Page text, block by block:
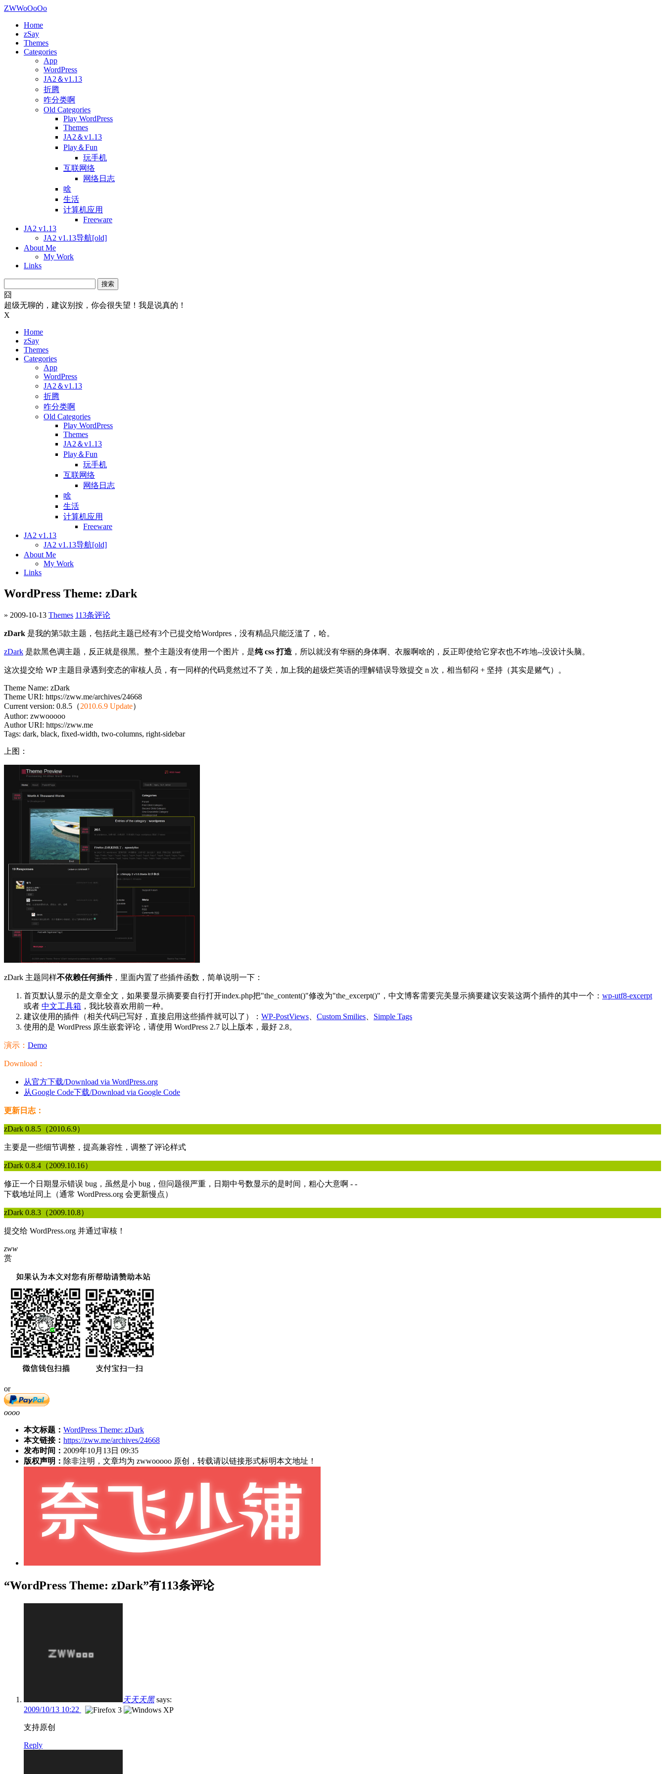
ZWWoOoOo
Home
zSay
Themes
Categories
App
WordPress
JA2＆v1.13
折腾
咋分类啊
Old Categories
Play WordPress
Themes
JA2＆v1.13
Play＆Fun
玩手机
互联网络
网络日志
啥
生活
计算机应用
Freeware
JA2 v1.13
JA2 v1.13导航[old]
About Me
My Work
Links
索：
囧
超级无聊的，建议别按，你会很失望！我是说真的！
X
Home
zSay
Themes
Categories
App
WordPress
JA2＆v1.13
折腾
咋分类啊
Old Categories
Play WordPress
Themes
JA2＆v1.13
Play＆Fun
玩手机
互联网络
网络日志
啥
生活
计算机应用
Freeware
JA2 v1.13
JA2 v1.13导航[old]
About Me
My Work
Links
WordPress Theme: zDark
» 2009-10-13 Themes 113条评论
zDark 是我的第5款主题，包括此主题已经有3个已提交给Wordpres，没有精品只能泛滥了，哈。
zDark 是款黑色调主题，反正就是很黑。整个主题没有使用一个图片，是纯 css 打造 ，所以就没有华丽的身体啊、衣服啊啥的，反正即使给它穿衣也不咋地--没设计头脑。
这次提交给 WP 主题目录遇到变态的审核人员，有一同样的代码竟然过不了关，加上我的超级烂英语的理解错误导致提交 n 次，相当郁闷 + 坚持（其实是赌气）。
Theme Name: zDark
Theme URI: https://zww.me/archives/24668
Current version: 0.8.5（2010.6.9 Update）
Author: zwwooooo
Author URI: https://zww.me
Tags: dark, black, fixed-width, two-columns, right-sidebar
上图：
zDark 主题同样不依赖任何插件，里面内置了些插件函数，简单说明一下：
首页默认显示的是文章全文，如果要显示摘要要自行打开index.php把"the_content()"修改为"the_excerpt()"，中文博客需要完美显示摘要建议安装这两个插件的其中一个： wp-utf8-excerpt
或者 中文工具箱 ，我比较喜欢用前一种。
建议使用的插件（相关代码已写好，直接启用这些插件就可以了）： WP-PostViews Custom Smilies
Simple Tags
使用的是 WordPress 原生嵌套评论，请使用 WordPress 2.7 以上版本，最好 2.8。
演示： Demo
Download：
从官方下载/Download via WordPress.org
从Google Code下载/Download via Google Code
更新日志：
zDark 0.8.5（2010.6.9）
主要是一些细节调整，提高兼容性，调整了评论样式
zDark 0.8.4（2009.10.16）
修正一个日期显示错误 bug，虽然是小 bug，但问题很严重，日期中号数显示的是时间，粗心大意啊 - -
下载地址同上（通常 WordPress.org 会更新慢点）
zDark 0.8.3（2009.10.8）
提交给 WordPress.org 并通过审核！
zww
赏
or
oooo
本文标题： WordPress Theme: zDark
本文链接： https://zww.me/archives/24668
发布时间： 2009年10月13日 09:35
版权声明： 除非注明，文章均为 zwwooooo 原创，转载请以链接形式标明本文地址！
“WordPress Theme: zDark”有113条评论
天天天黑 says:
2009/10/13 10:22
支持原创
Reply